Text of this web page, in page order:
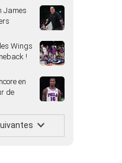
James
Wings
!
en
de